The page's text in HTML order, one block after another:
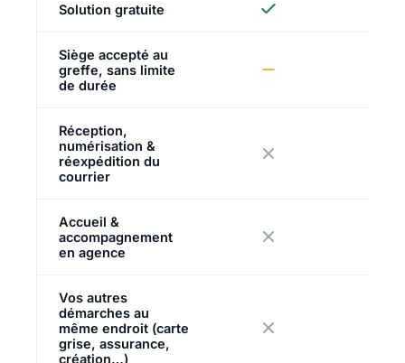
Solution gratuite
Siège accepté au
greffe, sans limite
de durée
Réception,
numérisation &
réexpédition du
courrier
Accueil &
accompagnement
en agence
Vos autres
démarches au
même endroit (carte
grise, assurance,
création…)